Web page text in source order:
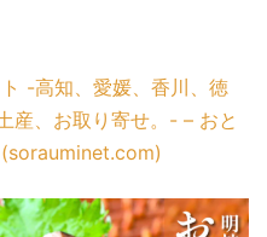
-高知、愛媛、香川、徳
産、お取り寄せ。- – おと